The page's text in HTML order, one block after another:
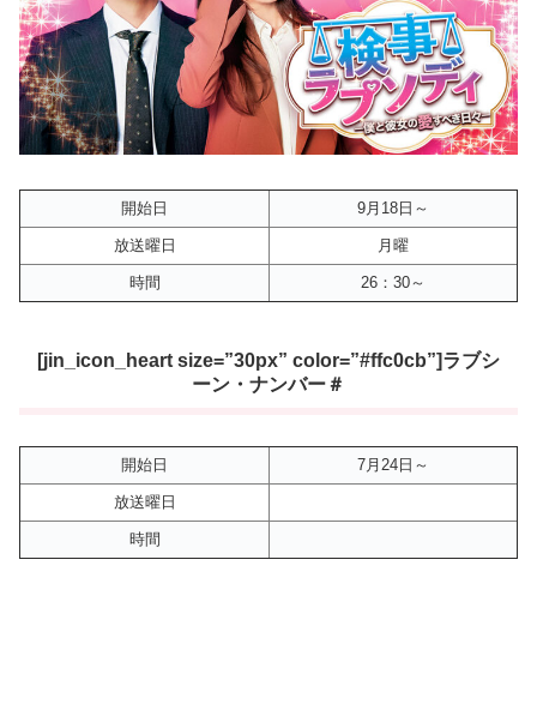
開始日 9月18日～
放送曜日 月曜
時間 26：30～
[jin_icon_heart size=”30px” color=”#ffc0cb”]ラブシ
ーン・ナンバー＃
開始日 7月24日～
放送曜日
時間